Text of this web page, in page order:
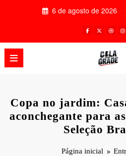
6 de agosto de 2026
Copa no jardim:
aconchegante para
Seleção
Página inicial